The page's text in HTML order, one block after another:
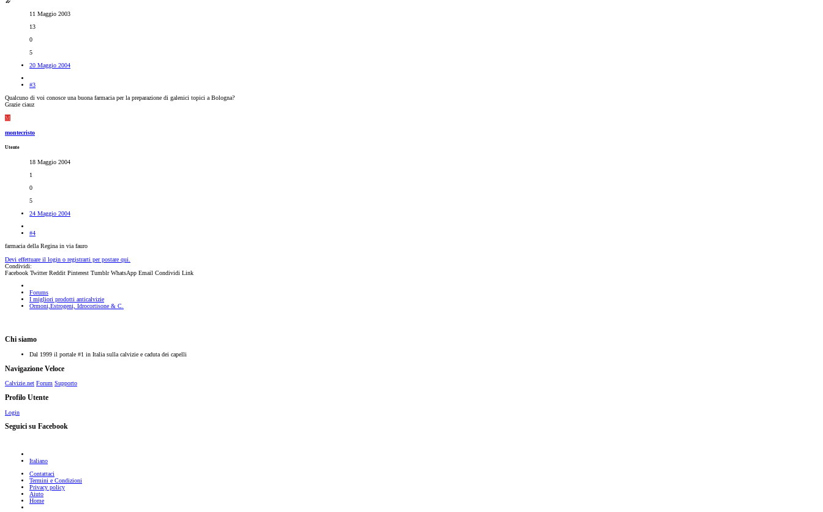
11 Maggio 2003
13
0
5
20 Maggio 2004
#3
Qualcuno di voi conosce una buona farmacia per la preparazione di galenici topici a Bologna?
Grazie ciauz
M
montecristo
Utente
18 Maggio 2004
1
0
5
24 Maggio 2004
#4
farmacia della Regina in via fauro
Devi effettuare il login o registrarti per postare qui.
Condividi:
Facebook Twitter Reddit Pinterest Tumblr WhatsApp Email Condividi Link
Forums
I migliori prodotti anticalvizie
Ormoni,Estrogeni, Idrocortisone & C.
Chi siamo
Dal 1999 il portale #1 in Italia sulla calvizie e caduta dei capelli
Navigazione Veloce
Calvizie.net Forum Supporto
Profilo Utente
Login
Seguici su Facebook
Italiano
Contattaci
Termini e Condizioni
Privacy policy
Aiuto
Home